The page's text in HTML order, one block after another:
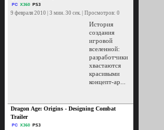
PC X360 PS3
9 февраля 2010 | 3 мин. 30 сек. | Просмотров: 0
История
создания
игровой
вселенной:
разработчики
хвастаются
красивыми
концепт-ар...
Dragon Age: Origins - Designing Combat
Trailer
PC X360 PS3